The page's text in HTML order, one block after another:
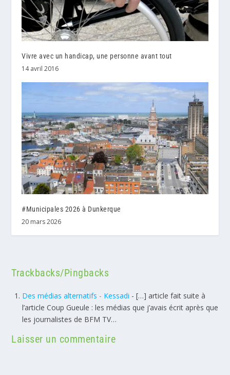
Vivre avec un handicap, une personne avant tout
14 avril 2016
#Municipales 2026 à Dunkerque
20 mars 2026
Trackbacks/Pingbacks
Des médias alternatifs - Kessadi - […] article fait suite à
l’article Coup Gueule : les médias que j’avais écrit après que
les journalistes de BFM TV…
Laisser un commentaire